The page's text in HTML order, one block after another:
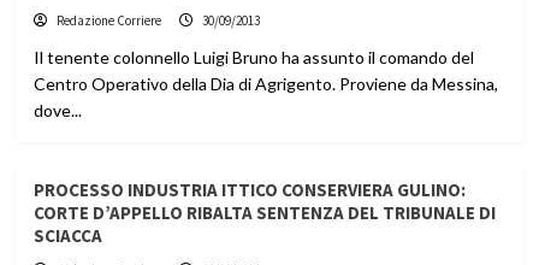
Redazione Corriere 30/09/2013
Il tenente colonnello Luigi Bruno ha assunto il comando del
Centro Operativo della Dia di Agrigento. Proviene da Messina,
dove...
PROCESSO INDUSTRIA ITTICO CONSERVIERA GULINO:
CORTE D’APPELLO RIBALTA SENTENZA DEL TRIBUNALE DI
SCIACCA